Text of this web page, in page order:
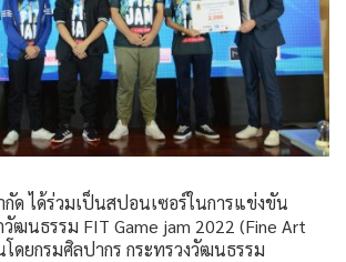
ด ได้ร่วมเป็นสปอนเซอร์ในการแข่งขัน
วัฒนธรรม FIT Game jam 2022 (Fine Art
ดยกรมศิลปากร กระทรวงวัฒนธรรม